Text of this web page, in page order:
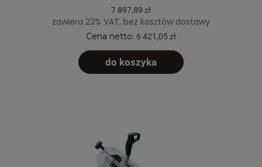
7 897,89 zł
zawiera 23% VAT, bez kosztów dostawy
Cena netto: 6 421,05 zł
do koszyka